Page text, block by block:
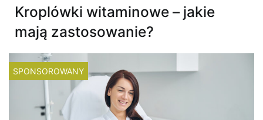
Kroplówki witaminowe – jakie
mają zastosowanie?
SPONSOROWANY